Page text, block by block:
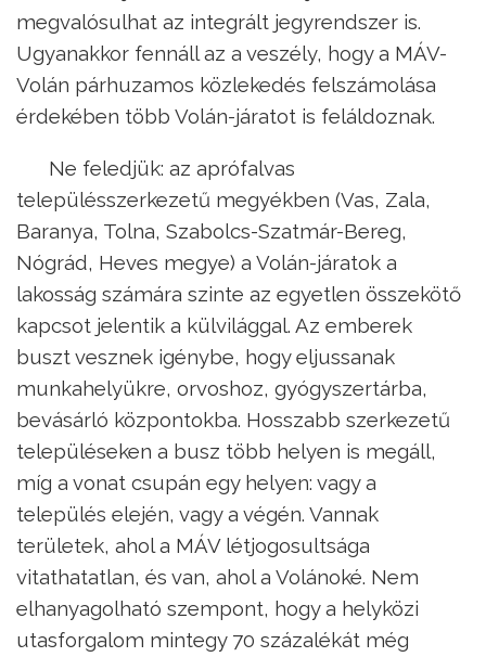
megvalósulhat az integrált jegyrendszer is.
Ugyanakkor fennáll az a veszély, hogy a MÁV-
Volán párhuzamos közlekedés felszámolása
érdekében több Volán-járatot is feláldoznak.
Ne feledjük: az aprófalvas
településszerkezetű megyékben (Vas, Zala,
Baranya, Tolna, Szabolcs-Szatmár-Bereg,
Nógrád, Heves megye) a Volán-járatok a
lakosság számára szinte az egyetlen összekötő
kapcsot jelentik a külvilággal. Az emberek
buszt vesznek igénybe, hogy eljussanak
munkahelyükre, orvoshoz, gyógyszertárba,
bevásárló központokba. Hosszabb szerkezetű
településeken a busz több helyen is megáll,
míg a vonat csupán egy helyen: vagy a
település elején, vagy a végén. Vannak
területek, ahol a MÁV létjogosultsága
vitathatatlan, és van, ahol a Volánoké. Nem
elhanyagolható szempont, hogy a helyközi
utasforgalom mintegy 70 százalékát még